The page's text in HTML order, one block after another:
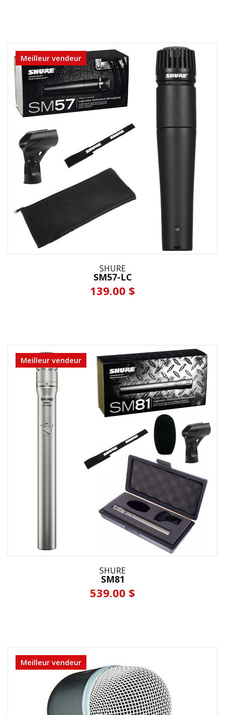
Meilleur vendeur
SHURE
SM57-LC
139.00 $
Meilleur vendeur
SHURE
SM81
539.00 $
Meilleur vendeur